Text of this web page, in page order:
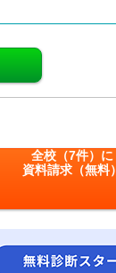
全校（7件）に
資料請求（無料）